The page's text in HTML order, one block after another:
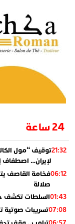
24 ساعة
21:32توقيف “مول
لإيران… اصطفاف
06:12فخامة القاصف
صلالة
01:43السلطات تكشف
07:08تسريبات صوتية